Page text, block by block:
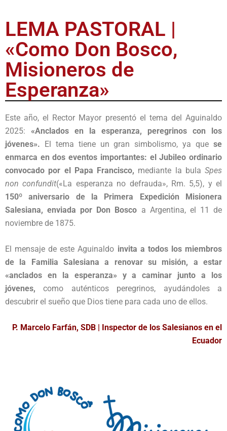
LEMA PASTORAL |
«Como Don Bosco,
Misioneros de
Esperanza»
Este año, el Rector Mayor presentó el tema del Aguinaldo
2025: «Anclados en la esperanza, peregrinos con los
jóvenes». El tema tiene un gran simbolismo, ya que se
enmarca en dos eventos importantes: el Jubileo ordinario
convocado por el Papa Francisco, mediante la bula Spes
non confundit(«La esperanza no defrauda», Rm. 5,5), y el
150º aniversario de la Primera Expedición Misionera
Salesiana, enviada por Don Bosco a Argentina, el 11 de
noviembre de 1875.
El mensaje de este Aguinaldo invita a todos los miembros
de la Familia Salesiana a renovar su misión, a estar
«anclados en la esperanza» y a caminar junto a los
jóvenes, como auténticos peregrinos, ayudándoles a
descubrir el sueño que Dios tiene para cada uno de ellos.
P. Marcelo Farfán, SDB | Inspector de los Salesianos en el
Ecuador